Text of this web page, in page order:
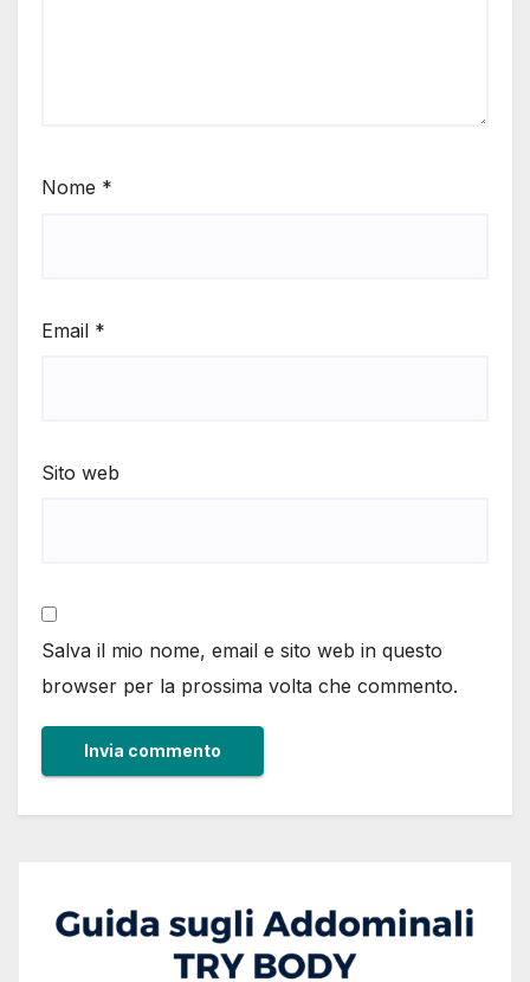
Nome *
Email *
Sito web
Salva il mio nome, email e sito web in questo
browser per la prossima volta che commento.